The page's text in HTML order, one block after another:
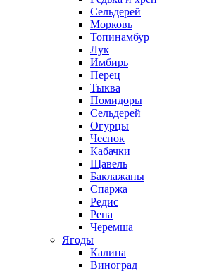
Сельдерей
Морковь
Топинамбур
Лук
Имбирь
Перец
Тыква
Помидоры
Сельдерей
Огурцы
Чеснок
Кабачки
Щавель
Баклажаны
Спаржа
Редис
Репа
Черемша
Ягоды
Калина
Виноград